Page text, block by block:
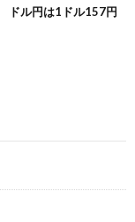
ドル円は1ドル157円